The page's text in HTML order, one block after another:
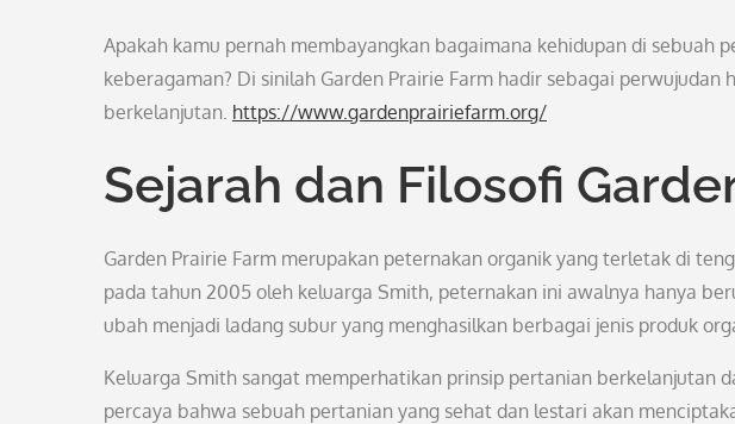
Apakah kamu pernah membayangkan bagaimana kehidupan di sebuah
keberagaman? Di sinilah Garden Prairie Farm hadir sebagai
berkelanjutan. https://www.gardenprairiefarm.org/
Sejarah dan Filosofi
Garden Prairie Farm merupakan peternakan organik yang terletak di
pada tahun 2005 oleh keluarga Smith, peternakan ini awalnya hanya
ubah menjadi ladang subur yang menghasilkan berbagai jenis produk
Keluarga Smith sangat memperhatikan prinsip pertanian berkelanjutan
percaya bahwa sebuah pertanian yang sehat dan lestari akan